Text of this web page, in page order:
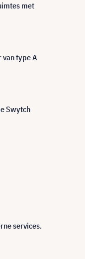
met
van type A
Swytch
services.